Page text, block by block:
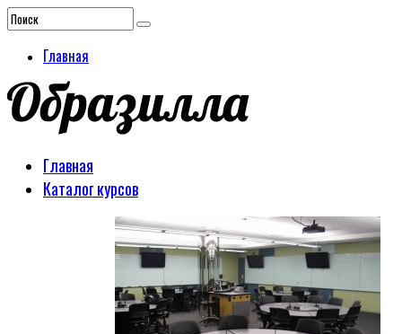
Главная
Главная
Каталог курсов